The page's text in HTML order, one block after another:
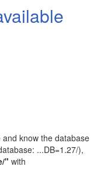
know the database
...DB=1.27/),
" with